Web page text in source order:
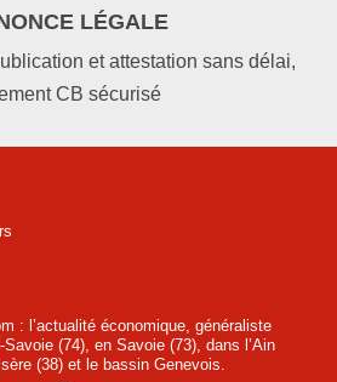
LÉGALE
et attestation sans délai,
CB sécurisé
: l’actualité économique, généraliste
(74), en Savoie (73), dans l’Ain
(38) et le bassin Genevois.